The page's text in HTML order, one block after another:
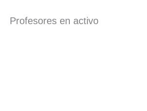
Profesores en activo